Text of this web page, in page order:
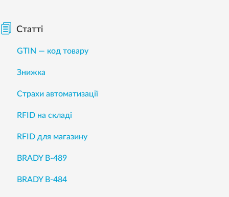
Статті
GTIN — код товару
Знижка
Страхи автоматизації
RFID на складі
RFID для магазину
BRADY B-489
BRADY B-484